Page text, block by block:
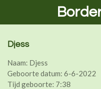
de
Djess
Naam: Djess
Geboorte datum: 6-6-2022
Tijd geboorte: 7:38